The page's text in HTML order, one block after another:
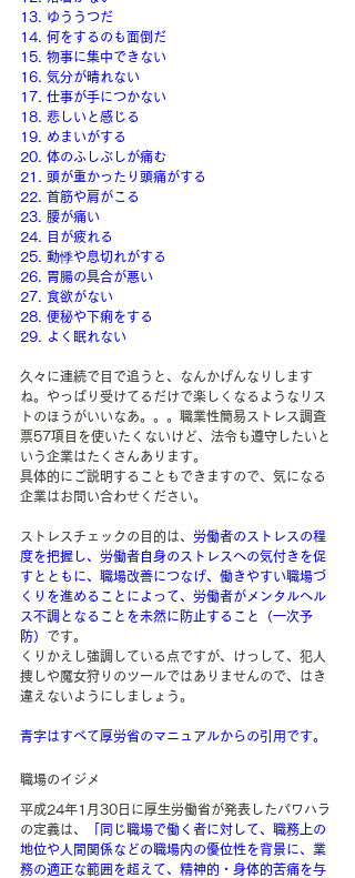
13. ゆううつだ
14. 何をするのも面倒だ
15. 物事に集中できない
16. 気分が晴れない
17. 仕事が手につかない
18. 悲しいと感じる
19. めまいがする
20. 体のふしぶしが痛む
21. 頭が重かったり頭痛がする
22. 首筋や肩がこる
23. 腰が痛い
24. 目が疲れる
25. 動悸や息切れがする
26. 胃腸の具合が悪い
27. 食欲がない
28. 便秘や下痢をする
29. よく眠れない
久々に連続で目で追うと、なんかげんなりします
ね。やっぱり受けてるだけで楽しくなるようなリス
トのほうがいいなあ。。。職業性簡易ストレス調査
票57項目を使いたくないけど、法令も遵守したいと
いう企業はたくさんあります。
具体的にご説明することもできますので、気になる
企業はお問い合わせください。
ストレスチェックの目的は、 労働者のストレスの程
度を把握し、労働者自身のストレスへの気付きを促
すとともに、職場改善につなげ、働きやすい職場づ
くりを進めることによって、労働者がメンタルヘル
ス不調となることを未然に防止すること（一次予
防） です。
くりかえし強調している点ですが、けっして、犯人
捜しや魔女狩りのツールではありませんので、はき
違えないようにしましょう。
青字はすべて厚労省のマニュアルからの引用です。
職場のイジメ
平成24年1月30日に厚生労働省が発表したパワハラ
の定義は、
「同じ職場で働く者に対して、職務上の
地位や人間関係などの職場内の優位性を背景に、業
務の適正な範囲を超えて、精神的・身体的苦痛を与